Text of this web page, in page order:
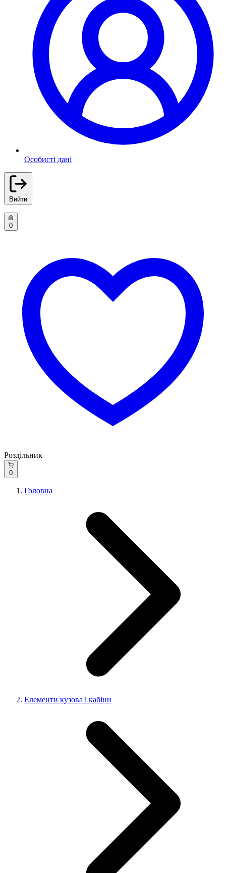
Особисті дані
Вийти
0
Роздільник
0
Головна
Елементи кузова і кабіни